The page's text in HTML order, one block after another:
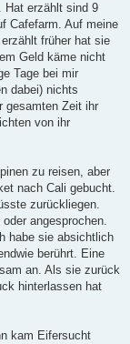
Hat erzählt sind 9
Cafefarm. Auf meine
früher hat sie
Geld käme nicht
Tage bei mir
dabei) nichts
gesamten Zeit ihr
von ihr
zu reisen, aber
nach Cali gebucht.
zurückliegen.
angesprochen.
habe sie absichtlich
berührt. Eine
an. Als sie zurück
hinterlassen hat
kam Eifersucht